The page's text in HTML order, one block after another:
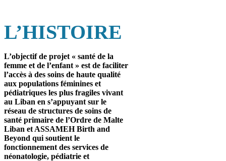
L’HISTOIRE
L’objectif de projet « santé de la
femme et de l’enfant » est de faciliter
l’accès à des soins de haute qualité
aux populations féminines et
pédiatriques les plus fragiles vivant
au Liban en s’appuyant sur le
réseau de structures de soins de
santé primaire de l’Ordre de Malte
Liban et ASSAMEH Birth and
Beyond qui soutient le
fonctionnement des services de
néonatologie, pédiatrie et